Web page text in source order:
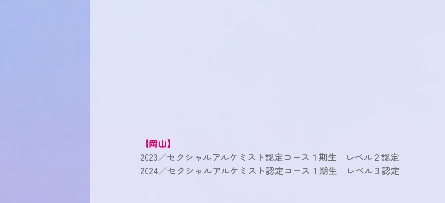
【岡山】
2023／セクシャルアルケミスト認定コース１期生　レベル２認定
2024／セクシャルアルケミスト認定コース１期生　レベル３認定